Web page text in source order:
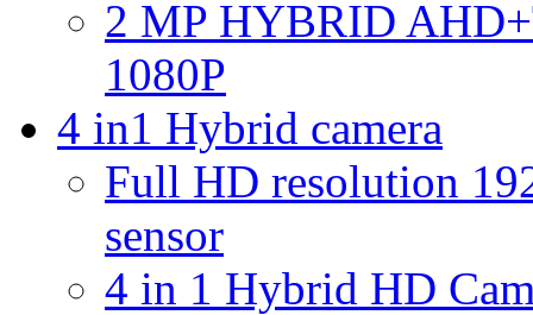
2 MP HYBRID
1080P
4 in1 Hybrid camera
Full HD resolution
sensor
4 in 1 Hybrid HD